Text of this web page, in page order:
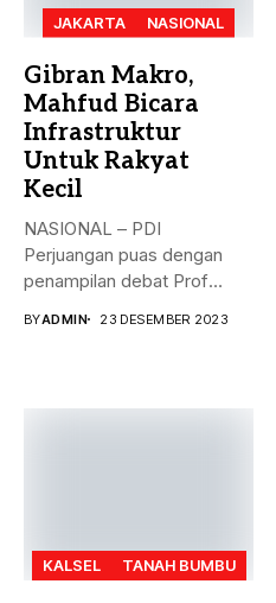
JAKARTA NASIONAL
Gibran Makro,
Mahfud Bicara
Infrastruktur
Untuk Rakyat
Kecil
NASIONAL – PDI
Perjuangan puas dengan
penampilan debat Prof
BYADMIN 23 DESEMBER 2023
KALSEL TANAH BUMBU